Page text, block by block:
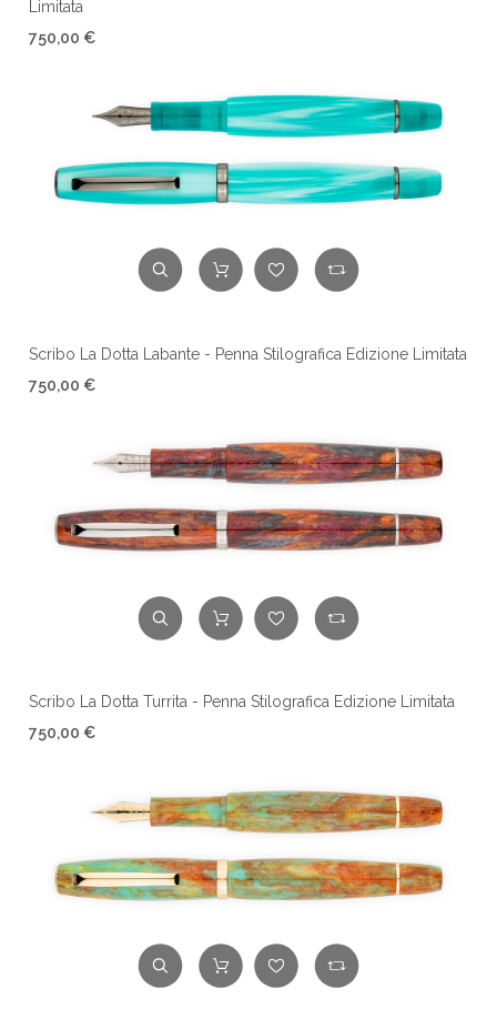
Limitata
750,00 €
Scribo La Dotta Labante - Penna Stilografica Edizione Limitata
750,00 €
Scribo La Dotta Turrita - Penna Stilografica Edizione Limitata
750,00 €